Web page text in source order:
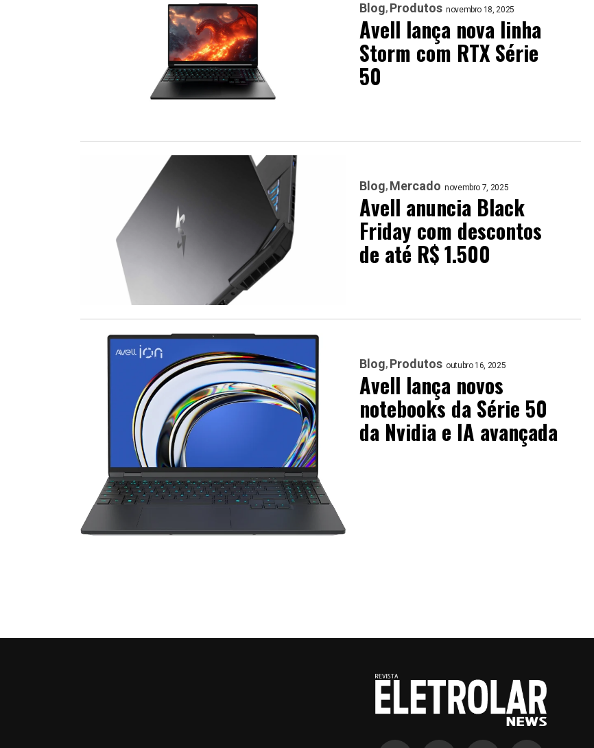
Blog Produtos novembro 18, 2025
Avell lança nova linha
Storm com RTX Série
50
Blog Mercado novembro 7, 2025
Avell anuncia Black
Friday com descontos
de até R$ 1.500
Blog Produtos outubro 16, 2025
Avell lança novos
notebooks da Série 50
da Nvidia e IA avançada